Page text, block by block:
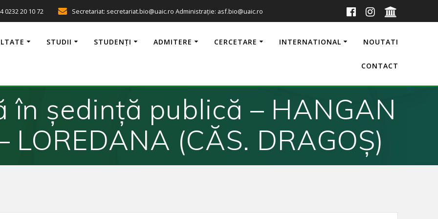
0232 20 10 72 Secretariat: secretariat.bio@uaic.ro Administrație: asf.bio@uaic.ro
STUDII STUDENȚI ADMITERE CERCETARE INTERNATIONAL NOUTATI
CONTACT
în ședință publică – HANGAN
LOREDANA (CĂS. DRAGOŞ)